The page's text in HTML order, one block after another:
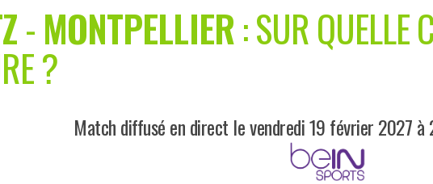
-MONTPELLIER: SUR QUELLE
?
Match diffusé en direct le vendredi 19 février 2027